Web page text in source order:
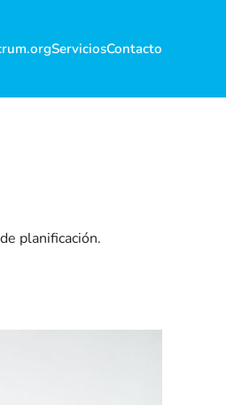
ServiciosContacto
planificación.